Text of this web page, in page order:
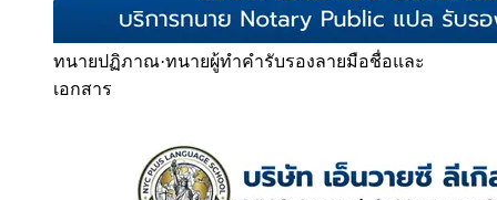
ทนายปฏิภาณ·ทนายผู้ทำคำรับรองลายมือชื่อและ
เอกสาร